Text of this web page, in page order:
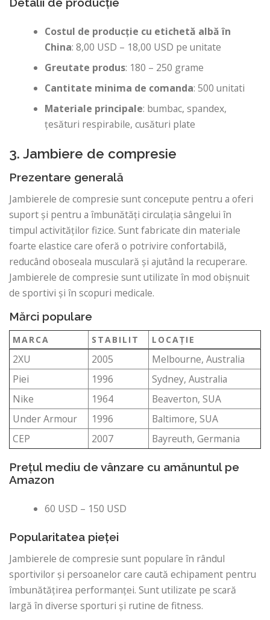
Detalii de producție
Costul de producție cu etichetă albă în
China: 8,00 USD – 18,00 USD pe unitate
Greutate produs: 180 – 250 grame
Cantitate minima de comanda: 500 unitati
Materiale principale: bumbac, spandex,
țesături respirabile, cusături plate
3. Jambiere de compresie
Prezentare generală
Jambierele de compresie sunt concepute pentru a oferi
suport și pentru a îmbunătăți circulația sângelui în
timpul activităților fizice. Sunt fabricate din materiale
foarte elastice care oferă o potrivire confortabilă,
reducând oboseala musculară și ajutând la recuperare.
Jambierele de compresie sunt utilizate în mod obișnuit
de sportivi și în scopuri medicale.
Mărci populare
MARCA STABILIT LOCAŢIE
2XU 2005
Melbourne, Australia
Piei
1996
Sydney, Australia
Nike
1964
Beaverton, SUA
Under Armour
1996
Baltimore, SUA
CEP
2007 Bayreuth, Germania
Prețul mediu de vânzare cu amănuntul pe
Amazon
60 USD – 150 USD
Popularitatea pieței
Jambierele de compresie sunt populare în rândul
sportivilor și persoanelor care caută echipament pentru
îmbunătățirea performanței. Sunt utilizate pe scară
largă în diverse sporturi și rutine de fitness.